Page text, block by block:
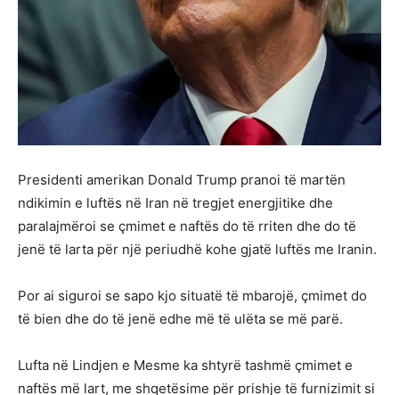
Presidenti amerikan Donald Trump pranoi të martën
ndikimin e luftës në Iran në tregjet energjitike dhe
paralajmëroi se çmimet e naftës do të rriten dhe do të
jenë të larta për një periudhë kohe gjatë luftës me Iranin.
Por ai siguroi se sapo kjo situatë të mbarojë, çmimet do
të bien dhe do të jenë edhe më të ulëta se më parë.
Lufta në Lindjen e Mesme ka shtyrë tashmë çmimet e
naftës më lart, me shqetësime për prishje të furnizimit si